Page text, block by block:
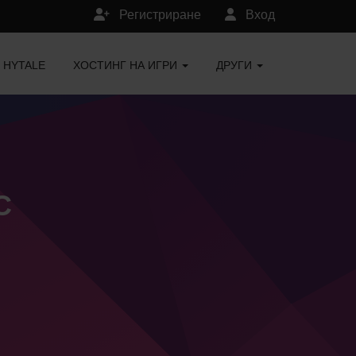
Вход
Регистриране
HYTALE ХОСТИНГ НА ИГРИ ДРУГИ